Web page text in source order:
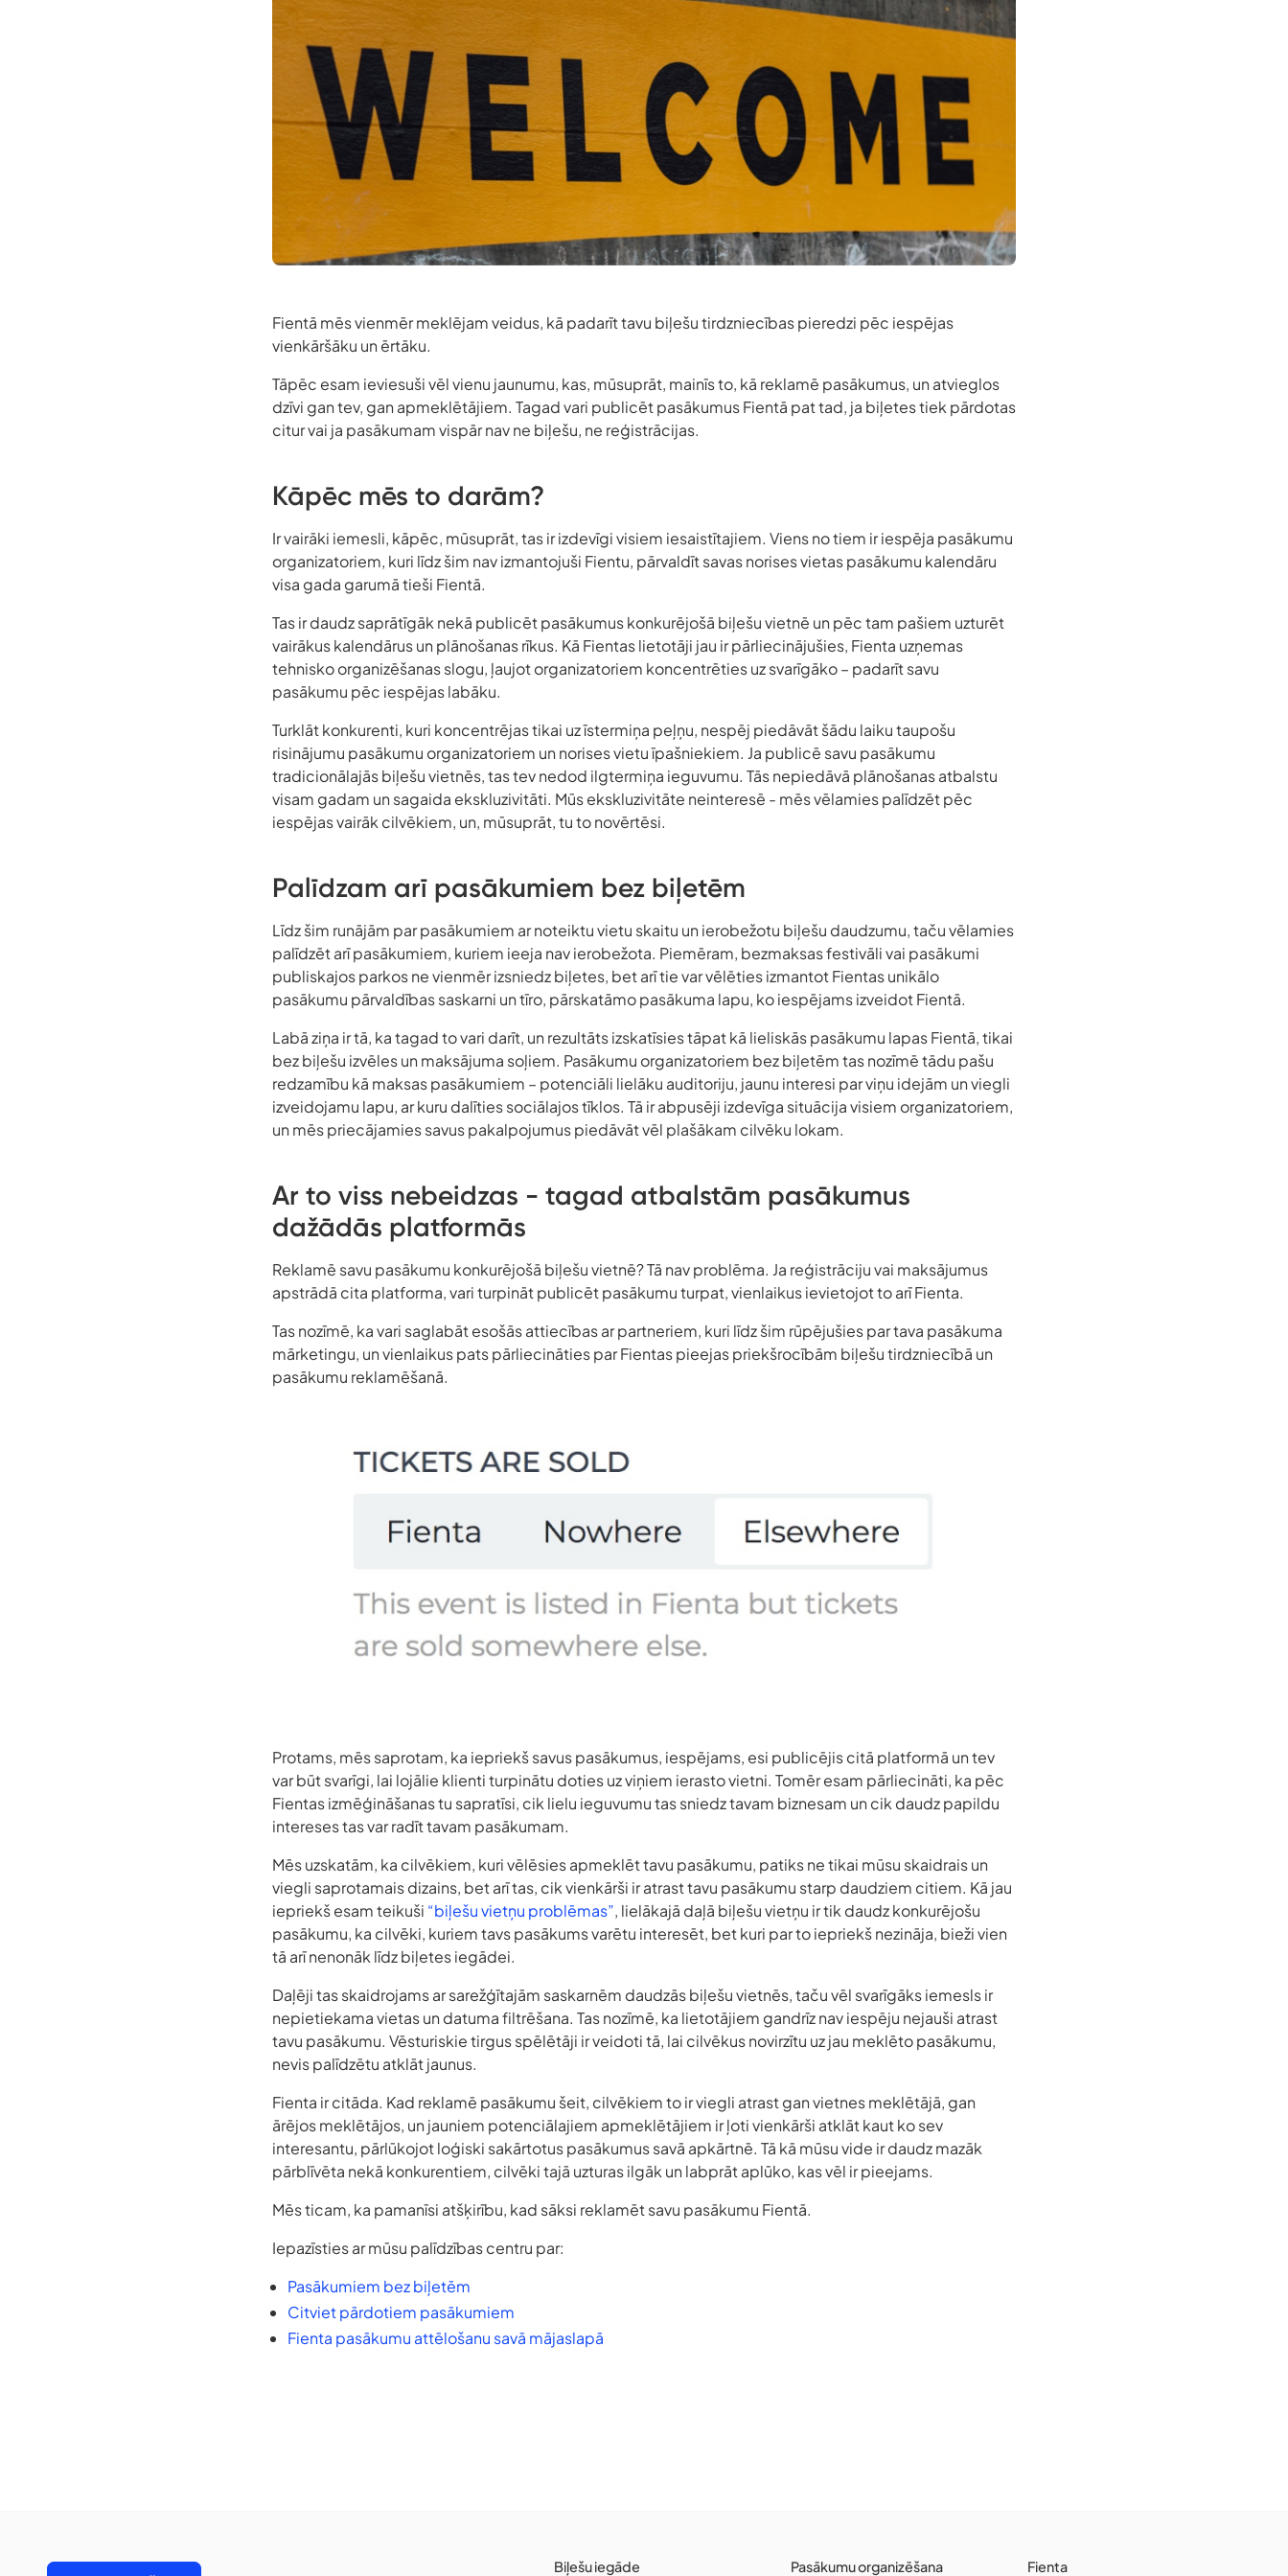
Fientā mēs vienmēr meklējam veidus, kā padarīt tavu biļešu tirdzniecības pieredzi pēc iespējas
vienkāršāku un ērtāku.
Tāpēc esam ieviesuši vēl vienu jaunumu, kas, mūsuprāt, mainīs to, kā reklamē pasākumus, un atvieglos
dzīvi gan tev, gan apmeklētājiem. Tagad vari publicēt pasākumus Fientā pat tad, ja biļetes tiek pārdotas
citur vai ja pasākumam vispār nav ne biļešu, ne reģistrācijas.
Kāpēc mēs to darām?
Ir vairāki iemesli, kāpēc, mūsuprāt, tas ir izdevīgi visiem iesaistītajiem. Viens no tiem ir iespēja pasākumu
organizatoriem, kuri līdz šim nav izmantojuši Fientu, pārvaldīt savas norises vietas pasākumu kalendāru
visa gada garumā tieši Fientā.
Tas ir daudz saprātīgāk nekā publicēt pasākumus konkurējošā biļešu vietnē un pēc tam pašiem uzturēt
vairākus kalendārus un plānošanas rīkus. Kā Fientas lietotāji jau ir pārliecinājušies, Fienta uzņemas
tehnisko organizēšanas slogu, ļaujot organizatoriem koncentrēties uz svarīgāko – padarīt savu
pasākumu pēc iespējas labāku.
Turklāt konkurenti, kuri koncentrējas tikai uz īstermiņa peļņu, nespēj piedāvāt šādu laiku taupošu
risinājumu pasākumu organizatoriem un norises vietu īpašniekiem. Ja publicē savu pasākumu
tradicionālajās biļešu vietnēs, tas tev nedod ilgtermiņa ieguvumu. Tās nepiedāvā plānošanas atbalstu
visam gadam un sagaida ekskluzivitāti. Mūs ekskluzivitāte neinteresē - mēs vēlamies palīdzēt pēc
iespējas vairāk cilvēkiem, un, mūsuprāt, tu to novērtēsi.
Palīdzam arī pasākumiem bez biļetēm
Līdz šim runājām par pasākumiem ar noteiktu vietu skaitu un ierobežotu biļešu daudzumu, taču vēlamies
palīdzēt arī pasākumiem, kuriem ieeja nav ierobežota. Piemēram, bezmaksas festivāli vai pasākumi
publiskajos parkos ne vienmēr izsniedz biļetes, bet arī tie var vēlēties izmantot Fientas unikālo
pasākumu pārvaldības saskarni un tīro, pārskatāmo pasākuma lapu, ko iespējams izveidot Fientā.
Labā ziņa ir tā, ka tagad to vari darīt, un rezultāts izskatīsies tāpat kā lieliskās pasākumu lapas Fientā, tikai
bez biļešu izvēles un maksājuma soļiem. Pasākumu organizatoriem bez biļetēm tas nozīmē tādu pašu
redzamību kā maksas pasākumiem – potenciāli lielāku auditoriju, jaunu interesi par viņu idejām un viegli
izveidojamu lapu, ar kuru dalīties sociālajos tīklos. Tā ir abpusēji izdevīga situācija visiem organizatoriem,
un mēs priecājamies savus pakalpojumus piedāvāt vēl plašākam cilvēku lokam.
Ar to viss nebeidzas - tagad atbalstām pasākumus
dažādās platformās
Reklamē savu pasākumu konkurējošā biļešu vietnē? Tā nav problēma. Ja reģistrāciju vai maksājumus
apstrādā cita platforma, vari turpināt publicēt pasākumu turpat, vienlaikus ievietojot to arī Fienta.
Tas nozīmē, ka vari saglabāt esošās attiecības ar partneriem, kuri līdz šim rūpējušies par tava pasākuma
mārketingu, un vienlaikus pats pārliecināties par Fientas pieejas priekšrocībām biļešu tirdzniecībā un
pasākumu reklamēšanā.
Protams, mēs saprotam, ka iepriekš savus pasākumus, iespējams, esi publicējis citā platformā un tev
var būt svarīgi, lai lojālie klienti turpinātu doties uz viņiem ierasto vietni. Tomēr esam pārliecināti, ka pēc
Fientas izmēģināšanas tu sapratīsi, cik lielu ieguvumu tas sniedz tavam biznesam un cik daudz papildu
intereses tas var radīt tavam pasākumam.
Mēs uzskatām, ka cilvēkiem, kuri vēlēsies apmeklēt tavu pasākumu, patiks ne tikai mūsu skaidrais un
viegli saprotamais dizains, bet arī tas, cik vienkārši ir atrast tavu pasākumu starp daudziem citiem. Kā jau
iepriekš esam teikuši “biļešu vietņu problēmas”, lielākajā daļā biļešu vietņu ir tik daudz konkurējošu
pasākumu, ka cilvēki, kuriem tavs pasākums varētu interesēt, bet kuri par to iepriekš nezināja, bieži vien
tā arī nenonāk līdz biļetes iegādei.
Daļēji tas skaidrojams ar sarežģītajām saskarnēm daudzās biļešu vietnēs, taču vēl svarīgāks iemesls ir
nepietiekama vietas un datuma filtrēšana. Tas nozīmē, ka lietotājiem gandrīz nav iespēju nejauši atrast
tavu pasākumu. Vēsturiskie tirgus spēlētāji ir veidoti tā, lai cilvēkus novirzītu uz jau meklēto pasākumu,
nevis palīdzētu atklāt jaunus.
Fienta ir citāda. Kad reklamē pasākumu šeit, cilvēkiem to ir viegli atrast gan vietnes meklētājā, gan
ārējos meklētājos, un jauniem potenciālajiem apmeklētājiem ir ļoti vienkārši atklāt kaut ko sev
interesantu, pārlūkojot loģiski sakārtotus pasākumus savā apkārtnē. Tā kā mūsu vide ir daudz mazāk
pārblīvēta nekā konkurentiem, cilvēki tajā uzturas ilgāk un labprāt aplūko, kas vēl ir pieejams.
Mēs ticam, ka pamanīsi atšķirību, kad sāksi reklamēt savu pasākumu Fientā.
Iepazīsties ar mūsu palīdzības centru par:
Pasākumiem bez biļetēm
Citviet pārdotiem pasākumiem
Fienta pasākumu attēlošanu savā mājaslapā
Biļešu iegāde Pasākumu organizēšana Fienta